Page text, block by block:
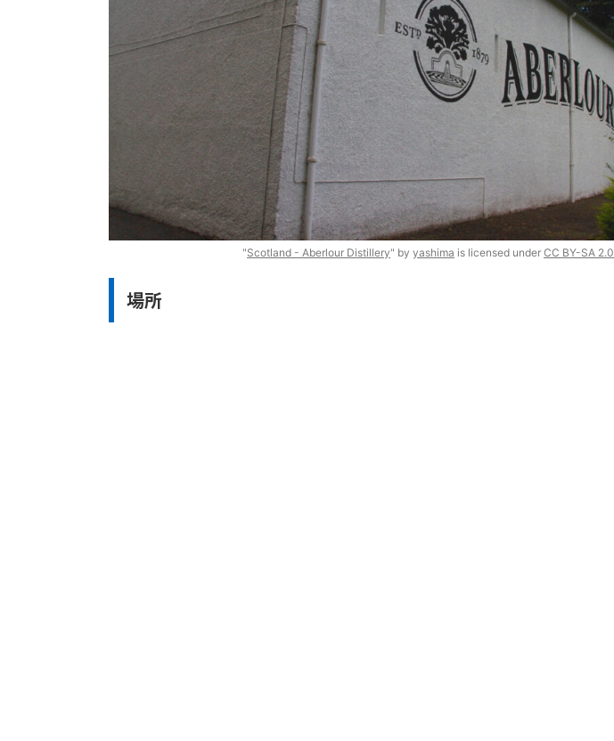
"Scotland - Aberlour Distillery" by yashima is licensed under CC BY-SA 2.0
場所